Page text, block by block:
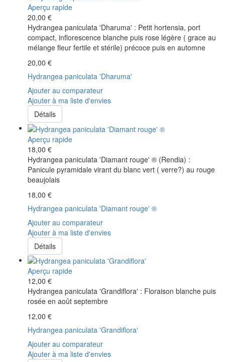
Aperçu rapide
20,00 €
Hydrangea paniculata 'Dharuma' : Petit hortensia, port
compact, inflorescence blanche puis rose légère ( grace au
mélange fleur fertile et stérile) précoce puis en automne
20,00 €
Hydrangea paniculata 'Dharuma'
Ajouter au comparateur
Ajouter à ma liste d'envies
Détails
Aperçu rapide
18,00 €
Hydrangea paniculata 'Diamant rouge' ® (Rendia) :
Panicule pyramidale virant du blanc vert ( verre?) au rouge
beaujolais
18,00 €
Hydrangea paniculata 'Diamant rouge' ®
Ajouter au comparateur
Ajouter à ma liste d'envies
Détails
Aperçu rapide
12,00 €
Hydrangea paniculata 'Grandiflora' : Floraison blanche puis
rosée en août septembre
12,00 €
Hydrangea paniculata 'Grandiflora'
Ajouter au comparateur
Ajouter à ma liste d'envies